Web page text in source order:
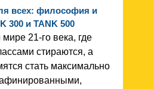
всех: философия и
300 и TANK 500
21-го века, где
стираются, а
стать максимально